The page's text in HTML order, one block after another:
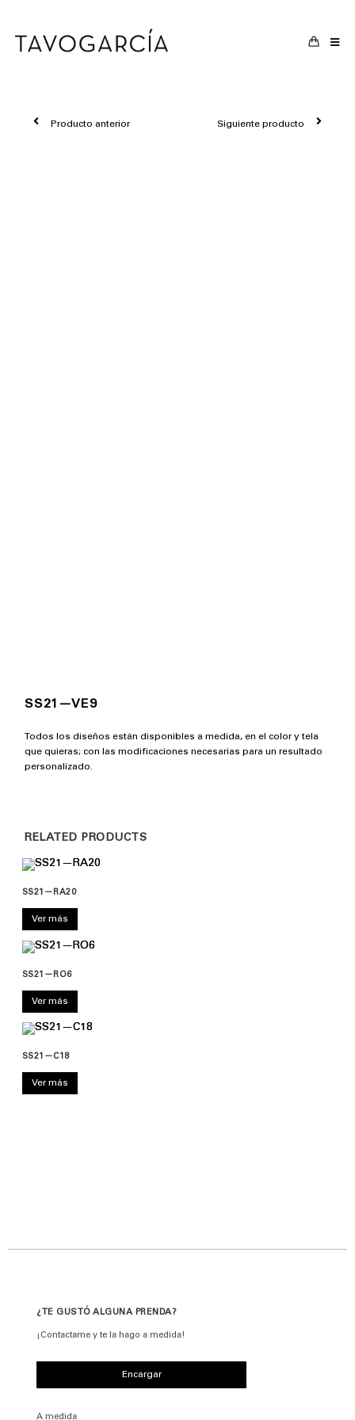
contenido
Producto anterior Siguiente producto
SS21—VE9
Todos los diseños están disponibles a medida, en el color y tela
que quieras; con las modificaciones necesarias para un resultado
personalizado.
RELATED PRODUCTS
SS21—RA20
Ver más
SS21—RO6
Ver más
SS21—C18
Ver más
¿TE GUSTÓ ALGUNA PRENDA?
¡Contactame y te la hago a medida!
Encargar
A medida